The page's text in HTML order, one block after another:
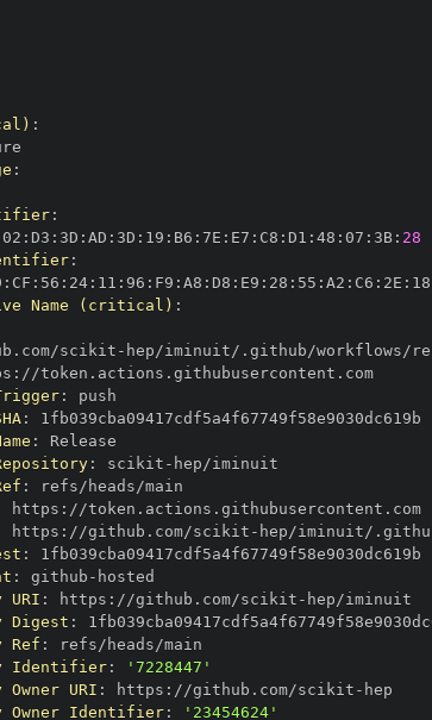
:
:
:
02 : D3 : 3D : AD : 3D : 19 : B6 : 7E : E7 : C8 : D1 : 48 : 07 : 3B: 28
:
: CF : 56 : 24: 11 : 96 : F9 : A8 : D8 : E9 : 28 : 55 : A2 : C6 : 2E : 18
Name (critical) :
scikit-
:
//token.actions.githubusercontent.com
:
:
:
: scikit -
:
https :
//token.actions.githubusercontent.com
https : //github.com/scikit -
:
: github -
URI : https : //github.com/scikit -
Digest :
Ref :
Identifier:
'7228447'
URI : https : //github.com/scikit -
Owner Identifier: '23454624'